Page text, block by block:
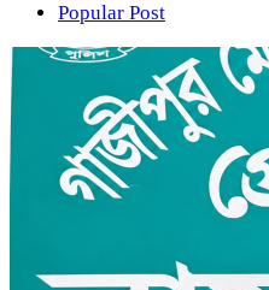
Popular Post